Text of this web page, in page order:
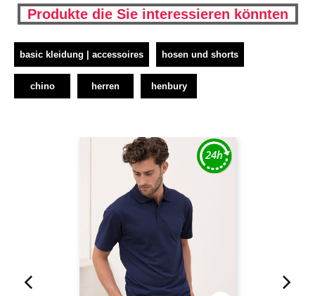
Produkte die Sie interessieren könnten
basic kleidung | accessoires hosen und shorts
chino herren henbury